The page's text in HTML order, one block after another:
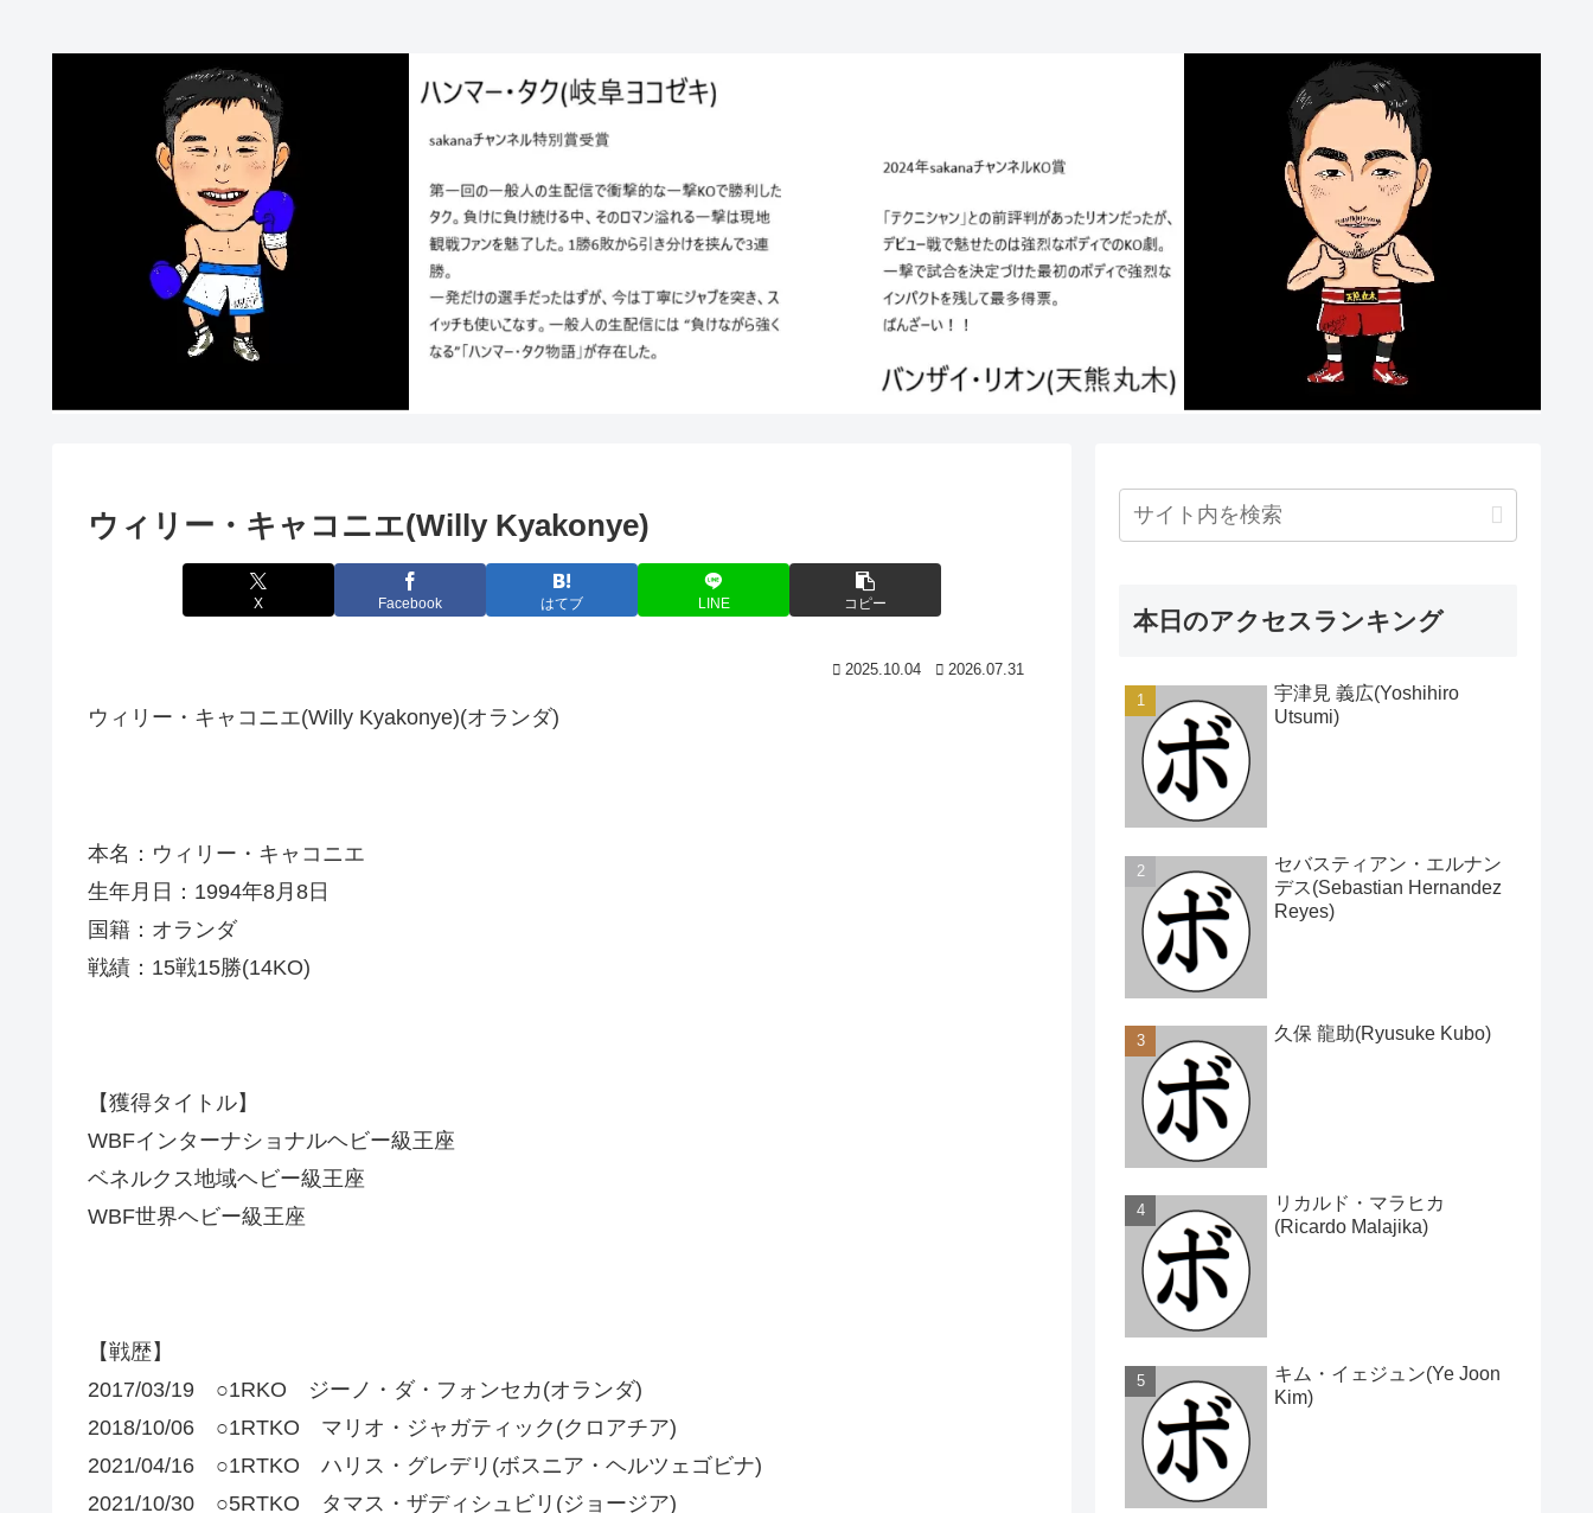
ウィリー・キャコニエ(Willy Kyakonye)
X Facebook はてブ LINE コピー
2025.10.04 2026.07.31
ウィリー・キャコニエ(Willy Kyakonye)(オランダ)
本名：ウィリー・キャコニエ
生年月日：1994年8月8日
国籍：オランダ
戦績：15戦15勝(14KO)
【獲得タイトル】
WBFインターナショナルヘビー級王座
ベネルクス地域ヘビー級王座
WBF世界ヘビー級王座
【戦歴】
2017/03/19 ○1RKO ジーノ・ダ・フォンセカ(オランダ)
2018/10/06 ○1RTKO マリオ・ジャガティック(クロアチア)
2021/04/16 ○1RTKO ハリス・グレデリ(ボスニア・ヘルツェゴビナ)
2021/10/30 ○5RTKO タマス・ザディシュビリ(ジョージア)
本日のアクセスランキング
宇津見 義広(Yoshihiro
Utsumi)
セバスティアン・エルナン
デス(Sebastian Hernandez
Reyes)
久保 龍助(Ryusuke Kubo)
リカルド・マラヒカ
(Ricardo Malajika)
キム・イェジュン(Ye Joon
Kim)